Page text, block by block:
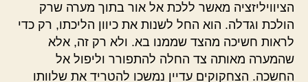
הציוויליזציה מאשר ללכת אל אור בתוך מערה שרק
הולכת וגדלה. הוא החל לשנות את כיוון הליכתו, רק כדי
לראות חשיכה מהצד שממנו בא. ולא רק זה, אלא
שהמערה מאותה צד החלה להתפורר וליפול אל
החשכה. הצחקוקים עדיין נמשכו להטריד את שלוותו